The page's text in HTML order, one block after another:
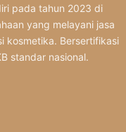
pada tahun 2023 di
yang melayani jasa
kosmetika. Bersertifikasi
standar nasional.